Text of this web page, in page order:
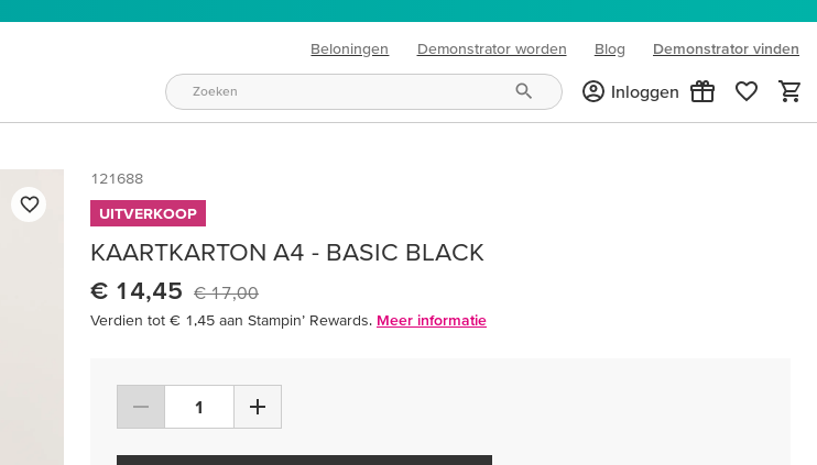
Beloningen Demonstrator worden Blog
(opens in new tab)
Demonstrator vinden
Inloggen
121688
UITVERKOOP
KAARTKARTON A4 - BASIC BLACK
€ 14,45
€ 17,00
Verdien tot € 1,45 aan Stampin’ Rewards. Meer informatie